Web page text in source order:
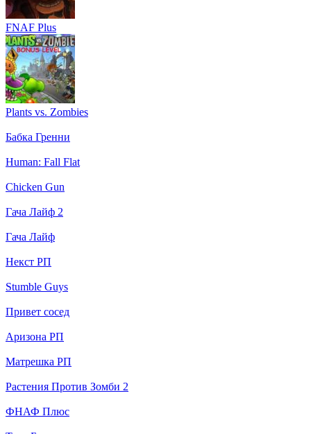
FNAF Plus
Plants vs. Zombies
Бабка Гренни
Human: Fall Flat
Chicken Gun
Гача Лайф 2
Гача Лайф
Некст РП
Stumble Guys
Привет сосед
Аризона РП
Матрешка РП
Растения Против Зомби 2
ФНАФ Плюс